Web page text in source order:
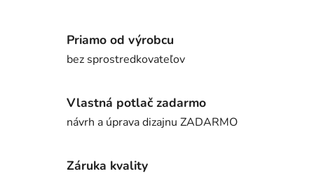
Priamo od výrobcu
bez sprostredkovateľov
Vlastná potlač zadarmo
návrh a úprava dizajnu ZADARMO
Záruka kvality